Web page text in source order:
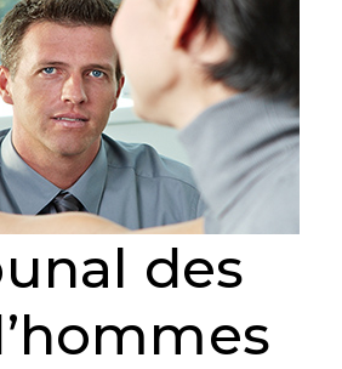
des